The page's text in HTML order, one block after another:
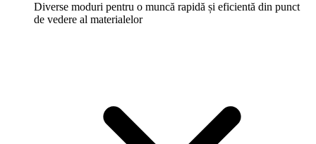
Diverse moduri pentru o muncă rapidă și eficientă din punct
de vedere al materialelor